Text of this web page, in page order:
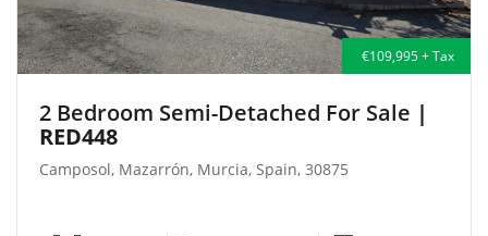
€109,995 + Tax
2 Bedroom Semi-Detached For Sale |
RED448
Camposol, Mazarrón, Murcia, Spain, 30875